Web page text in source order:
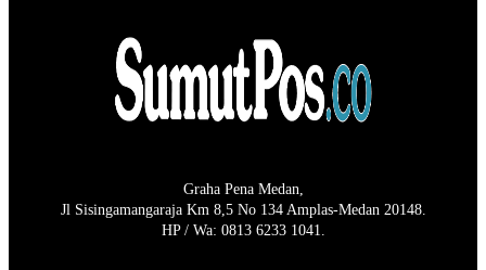
Graha Pena Medan,
Jl Sisingamangaraja Km 8,5 No 134 Amplas-Medan 20148.
HP / Wa: 0813 6233 1041.